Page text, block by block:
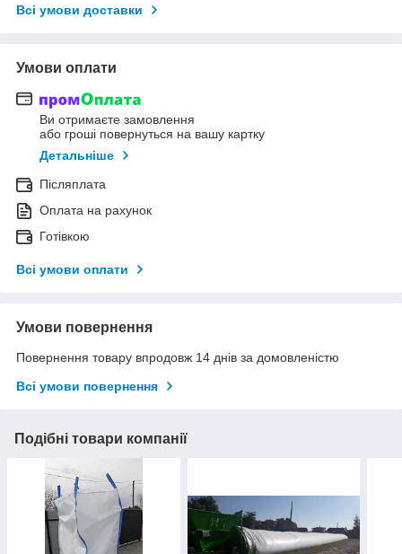
Всі умови доставки
Умови оплати
Ви отримаєте замовлення
або гроші повернуться на вашу картку
Детальніше
Післяплата
Оплата на рахунок
Готівкою
Всі умови оплати
Умови повернення
Повернення товару впродовж 14 днів за домовленістю
Всі умови повернення
Подібні товари компанії